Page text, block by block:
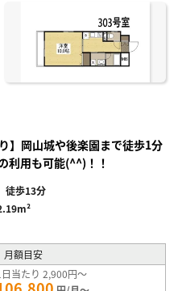
に入
】岡山城や後楽園まで徒歩1分
利用も可能(^^)！！
徒歩13分
月額目安
日当たり 2,900円～